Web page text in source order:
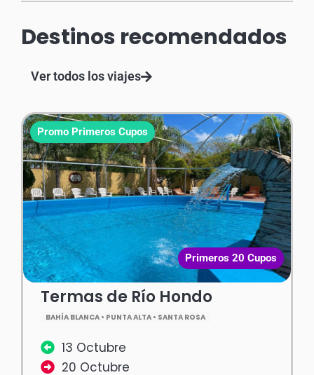
Destinos recomendados
Ver todos los viajes
Termas de Río Hondo
BAHÍA BLANCA • PUNTA ALTA • SANTA ROSA
13 Octubre
20 Octubre
Promo Primeros Cupos
Primeros 20 Cupos